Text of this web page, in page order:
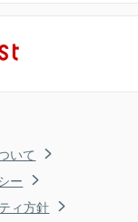
いて
ー
ィ方針